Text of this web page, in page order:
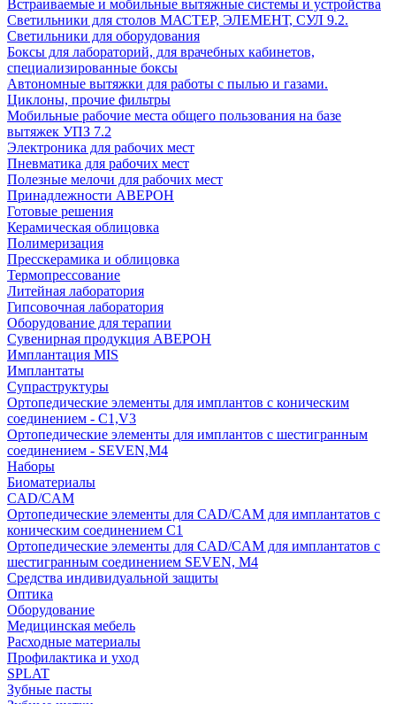
Встраиваемые и мобильные вытяжные системы и устройства
Светильники для столов МАСТЕР, ЭЛЕМЕНТ, СУЛ 9.2.
Светильники для оборудования
Боксы для лабораторий, для врачебных кабинетов,
специализированные боксы
Автономные вытяжки для работы с пылью и газами.
Циклоны, прочие фильтры
Мобильные рабочие места общего пользования на базе
вытяжек УПЗ 7.2
Электроника для рабочих мест
Пневматика для рабочих мест
Полезные мелочи для рабочих мест
Принадлежности АВЕРОН
Готовые решения
Керамическая облицовка
Полимеризация
Пресскерамика и облицовка
Термопрессование
Литейная лаборатория
Гипсовочная лаборатория
Оборудование для терапии
Сувенирная продукция АВЕРОН
Имплантация MIS
Имплантаты
Супраструктуры
Ортопедические элементы для имплантов с коническим
соединением - C1,V3
Ортопедические элементы для имплантов с шестигранным
соединением - SEVEN,M4
Наборы
Биоматериалы
CAD/CAM
Ортопедические элементы для CAD/CAM для имплантатов с
коническим соединением С1
Ортопедические элементы для CAD/CAM для имплантатов с
шестигранным соединением SEVEN, М4
Средства индивидуальной защиты
Оптика
Оборудование
Медицинская мебель
Расходные материалы
Профилактика и уход
SPLAT
Зубные пасты